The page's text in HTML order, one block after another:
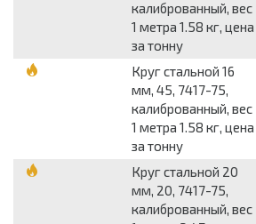
калиброванный, вес
1 метра 1.58 кг, цена
за тонну
Круг стальной 16
мм, 45, 7417-75,
калиброванный, вес
1 метра 1.58 кг, цена
за тонну
Круг стальной 20
мм, 20, 7417-75,
калиброванный, вес